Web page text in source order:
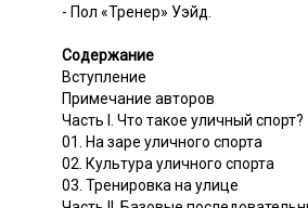
- Пол «Тренер» Уэйд.
Содержание
Вступление
Примечание авторов
Часть I. Что такое уличный спорт?
01. На заре уличного спорта
02. Культура уличного спорта
03. Тренировка на улице